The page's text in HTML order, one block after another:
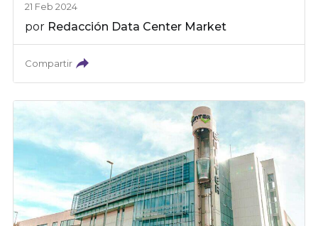
21 Feb 2024
por Redacción Data Center Market
Compartir